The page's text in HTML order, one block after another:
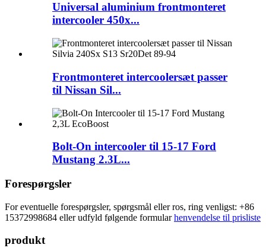
Universal aluminium frontmonteret
intercooler 450x...
Frontmonteret intercoolersæt passer
til Nissan Sil...
Bolt-On intercooler til 15-17 Ford
Mustang 2.3L...
Forespørgsler
For eventuelle forespørgsler, spørgsmål eller ros, ring venligst: +86
15372998684 eller udfyld følgende formular henvendelse til prisliste
produkt